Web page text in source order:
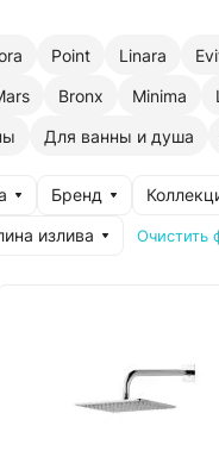
Point Linara
Bronx Minima
Для ванны и душа
Бренд
излива Очистить